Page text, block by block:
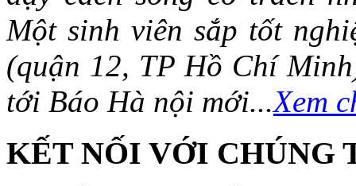
Một sinh viên sắp tốt
(quận 12, TP Hồ Chí
tới Báo Hà nội mới...Xem
KẾT NỐI VỚI CHÚNG